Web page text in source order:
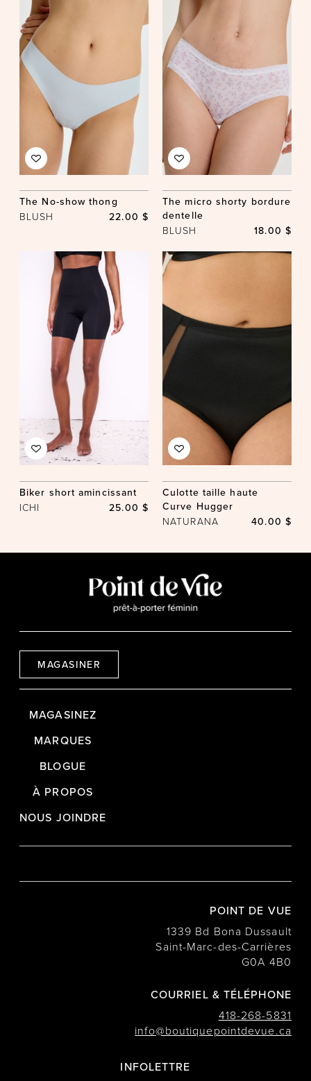
The No-show thong
BLUSH 22.00 $
The micro shorty bordure
dentelle
BLUSH 18.00 $
Biker short amincissant
ICHI 25.00 $
Culotte taille haute
Curve Hugger
NATURANA 40.00 $
MAGASINER
MAGASINEZ
MARQUES
BLOGUE
À PROPOS
NOUS JOINDRE
POINT DE VUE
1339 Bd Bona Dussault
Saint-Marc-des-Carrières
G0A 4B0
COURRIEL & TÉLÉPHONE
418-268-5831
info@boutiquepointdevue.ca
INFOLETTRE